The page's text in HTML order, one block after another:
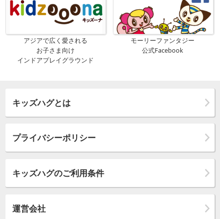
アジアで広く愛される
お子さま向け
インドアプレイグラウンド
モーリーファンタジー
公式Facebook
キッズハグとは
プライバシーポリシー
キッズハグのご利用条件
運営会社